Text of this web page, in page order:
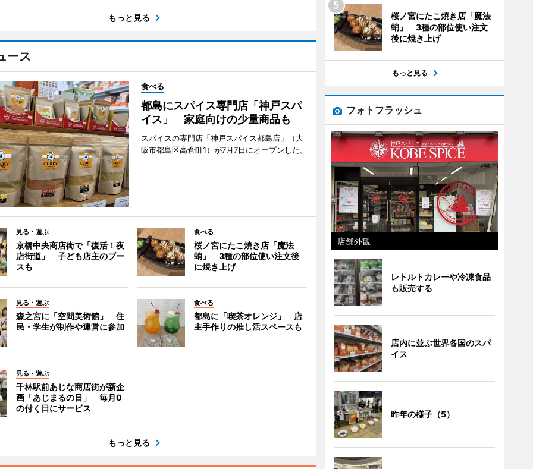
もっと見る
ース
食べる
都島にスパイス専門店「神戸スパ
イス」 家庭向けの少量商品も
スパイスの専門店「神戸スパイス都島店」（大
阪市都島区高倉町1）が7月7日にオープンした。
見る・遊ぶ
京橋中央商店街で「復活！夜
店街道」 子ども店主のブー
スも
食べる
桜ノ宮にたこ焼き店「魔法
蛸」 3種の部位使い注文後
に焼き上げ
見る・遊ぶ
森之宮に「空間美術館」 住
民・学生が制作や運営に参加
食べる
都島に「喫茶オレンジ」 店
主手作りの推し活スペースも
見る・遊ぶ
千林駅前あじな商店街が新企
画「あじまるの日」 毎月0
の付く日にサービス
もっと見る
桜ノ宮にたこ焼き店「魔法
蛸」 3種の部位使い注文
後に焼き上げ
もっと見る
フォトフラッシュ
店舗外観
レトルトカレーや冷凍食品
も販売する
店内に並ぶ世界各国のスパ
イス
昨年の様子（5）